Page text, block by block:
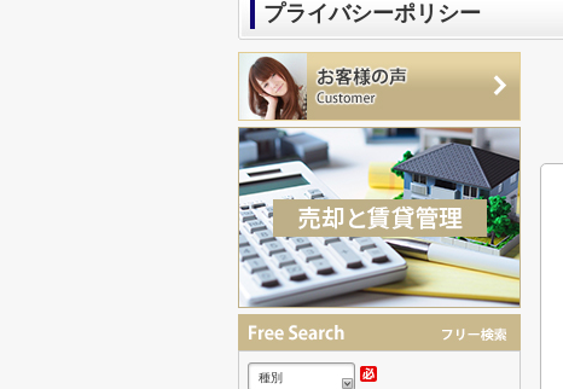
プライバシーポリシー
種別